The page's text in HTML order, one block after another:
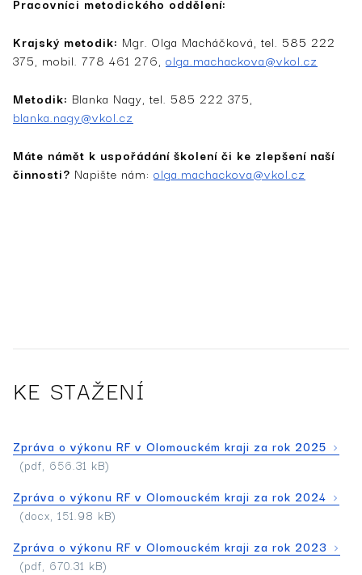
Krajský metodik: Mgr. Olga Macháčková, tel. 585 222
375, mobil. 778 461 276, olga.machackova@vkol.cz
Metodik: Blanka Nagy, tel. 585 222 375,
blanka.nagy@vkol.cz
Máte námět k uspořádání školení či ke zlepšení naší
činnosti? Napište nám: olga.machackova@vkol.cz
KE STAŽENÍ
Zpráva o výkonu RF v Olomouckém kraji za rok 2025
(pdf, 656.31 kB)
Zpráva o výkonu RF v Olomouckém kraji za rok 2024
(docx, 151.98 kB)
Zpráva o výkonu RF v Olomouckém kraji za rok 2023
(pdf, 670.31 kB)